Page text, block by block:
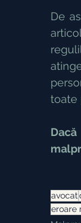
De
toate
avocat
eroare